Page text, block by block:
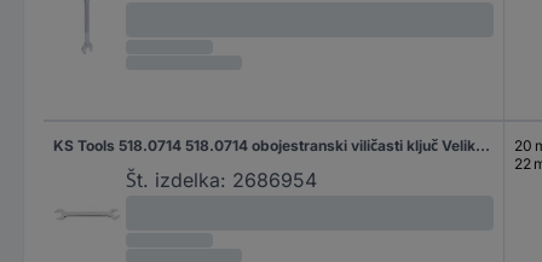
KS Tools 518.0714 518.0714 obojestranski viličasti ključ Velikost ključa (metrična) (samo za naslov) 20 - 22 mm
Št. izdelka: 2686954
20
22